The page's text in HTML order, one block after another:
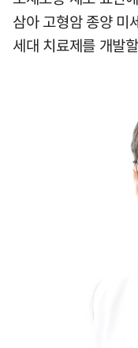
삼아 고형암 종양 미
세대 치료제를 개발